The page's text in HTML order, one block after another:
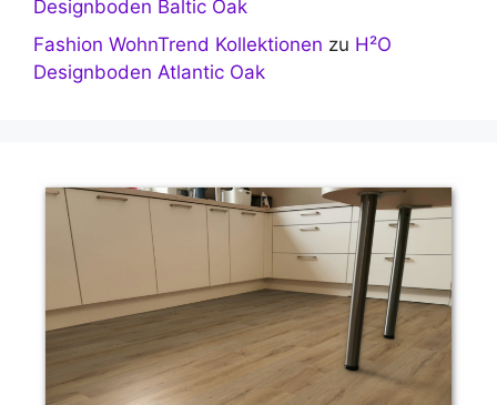
Designboden Baltic Oak
Fashion WohnTrend Kollektionen zu H²O
Designboden Atlantic Oak